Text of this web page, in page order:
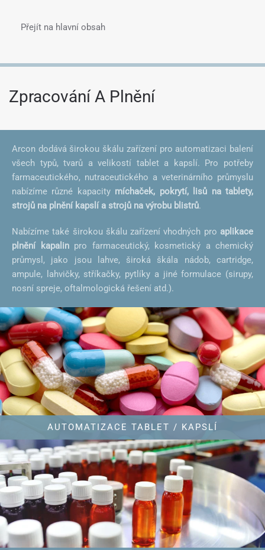
Přejít na hlavní obsah
Zpracování A Plnění
Arcon dodává širokou škálu zařízení pro automatizaci balení
všech typů, tvarů a velikostí tablet a kapslí. Pro potřeby
farmaceutického, nutraceutického a veterinárního průmyslu
nabízíme různé kapacity míchaček, pokrytí, lisů na tablety,
strojů na plnění kapslí a strojů na výrobu blistrů.
Nabízíme také širokou škálu zařízení vhodných pro aplikace
plnění kapalinpro farmaceutický, kosmetický a chemický
průmysl, jako jsou lahve, široká škála nádob, cartridge,
ampule, lahvičky, stříkačky, pytlíky a jiné formulace (sirupy,
nosní spreje, oftalmologická řešení atd.).
AUTOMATIZACE TABLET / KAPSLÍ